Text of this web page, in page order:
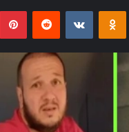
PinterestReddit